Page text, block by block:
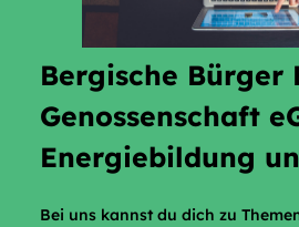
Bergische Bürger
Genossenschaft
Energiebildung
Bei uns kannst du dich zu